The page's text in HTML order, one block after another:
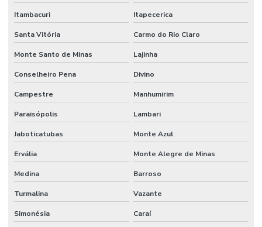
Mão de obra terceirizada
Mão de obra terceirizada limpeza
Mecânico terceirizado
Melhorias Em Sistemas Elétricos
Monitoramento De Condições Operacionais
Orçamento manutenção industrial
Planos De Manutenção Preventiva Para Indústrias
Planos de manutenção preventiva
Itambacuri Itapecerica
Santa Vitória Carmo do Rio Claro
Monte Santo de Minas Lajinha
Conselheiro Pena Divino
Campestre Manhumirim
Paraisópolis Lambari
Jaboticatubas Monte Azul
Ervália Monte Alegre de Minas
Medina Barroso
Turmalina Vazante
Simonésia Caraí